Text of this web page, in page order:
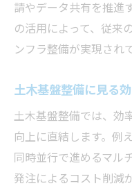
請やデータ共有を推進
の活用によって、従来
ンフラ整備が実現され
土木基盤整備に見る
土木基盤整備では、効
向上に直結します。例
同時並行で進めるマル
発注によるコスト削減